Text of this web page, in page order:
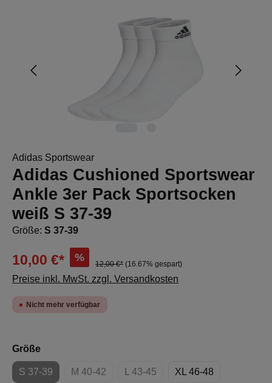
Adidas Sportswear
Adidas Cushioned Sportswear
Ankle 3er Pack Sportsocken
weiß S 37-39
Größe: S 37-39
10,00 €* %
12,00 €* (16.67% gespart)
Preise inkl. MwSt. zzgl. Versandkosten
Nicht mehr verfügbar
Größeauswählen
S 37-39
(Diese Option ist zurzeit nicht verfügbar.)
M 40-42
(Diese Option ist zurzeit nicht verfügbar.)
L 43-45
(Diese Option ist zurzeit nicht
XL 46-48